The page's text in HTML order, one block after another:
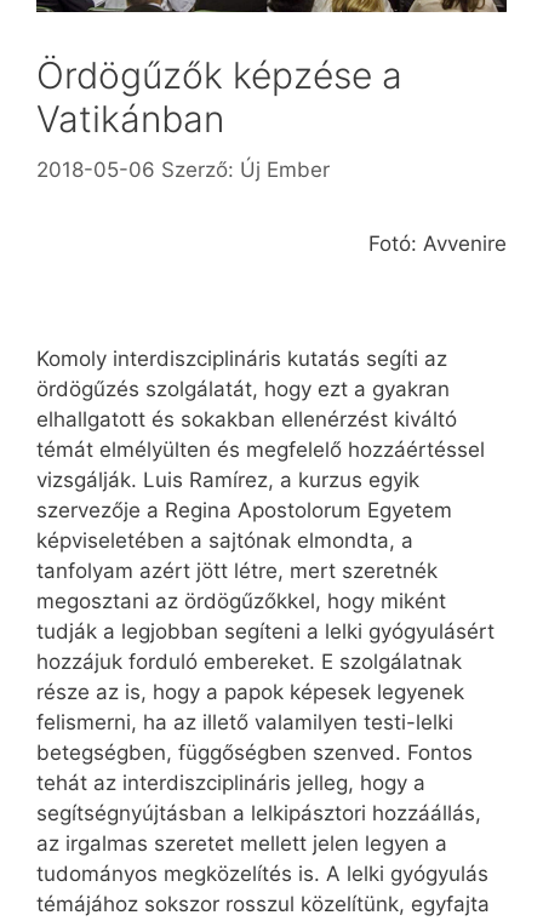
Ördögűzők képzése a
Vatikánban
2018-05-06 Szerző: Új Ember
Fotó: Avvenire
Komoly interdiszciplináris kutatás segíti az
ördögűzés szolgálatát, hogy ezt a gyakran
elhallgatott és sokakban ellenérzést kiváltó
témát elmélyülten és megfelelő hozzáértéssel
vizsgálják. Luis Ramírez, a kurzus egyik
szervezője a Regina Apostolorum Egyetem
képviseletében a sajtónak elmondta, a
tanfolyam azért jött létre, mert szeretnék
megosztani az ördögűzőkkel, hogy miként
tudják a legjobban segíteni a lelki gyógyulásért
hozzájuk forduló embereket. E szolgálatnak
része az is, hogy a papok képesek legyenek
felismerni, ha az illető valamilyen testi-lelki
betegségben, függőségben szenved. Fontos
tehát az interdiszciplináris jelleg, hogy a
segítségnyújtásban a lelkipásztori hozzáállás,
az irgalmas szeretet mellett jelen legyen a
tudományos megközelítés is. A lelki gyógyulás
témájához sokszor rosszul közelítünk, egyfajta